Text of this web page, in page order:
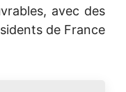
avec des
de France